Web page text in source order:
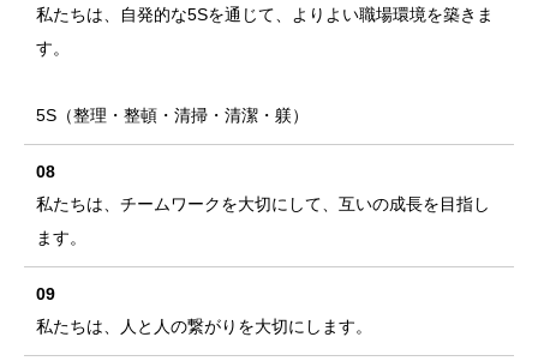
私たちは、自発的な5Sを通じて、よりよい職場環境を築きま
す。
5S（整理・整頓・清掃・清潔・躾）
08
私たちは、チームワークを大切にして、互いの成長を目指し
ます。
09
私たちは、人と人の繋がりを大切にします。